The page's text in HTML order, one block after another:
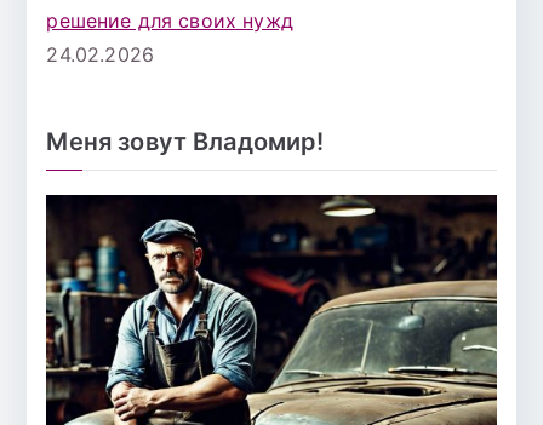
решение для своих нужд
24.02.2026
Меня зовут Владомир!